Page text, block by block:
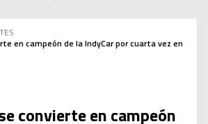
en campeón de la IndyCar por cuarta vez en
convierte en campeón